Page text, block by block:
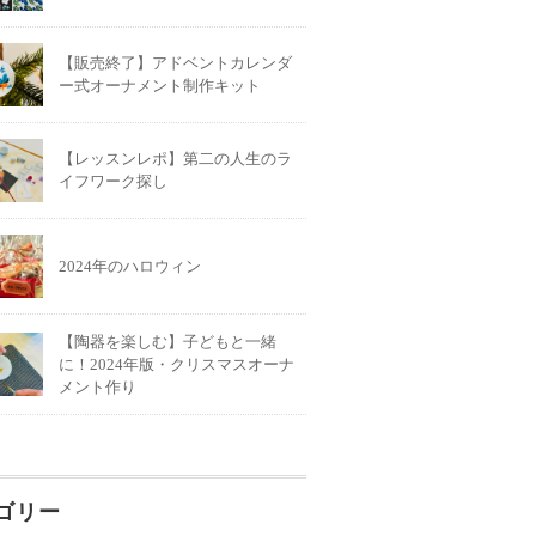
【販売終了】アドベントカレンダ
ー式オーナメント制作キット
【レッスンレポ】第二の人生のラ
イフワーク探し
2024年のハロウィン
【陶器を楽しむ】子どもと一緒
に！2024年版・クリスマスオーナ
メント作り
リー